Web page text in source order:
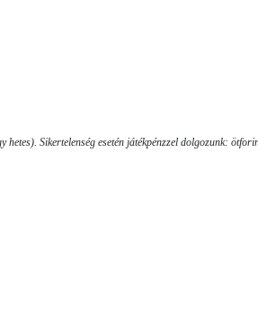
Sikertelenség esetén játékpénzzel dolgozunk: